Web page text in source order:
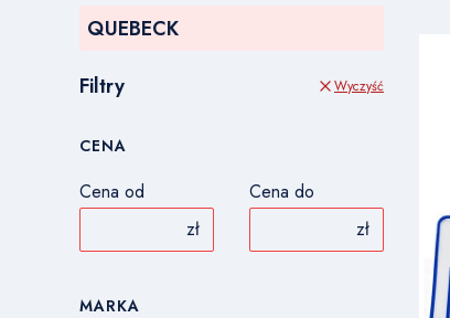
QUEBECK
Filtry Wyczyść
CENA
Cena od
zł
Cena do
zł
MARKA